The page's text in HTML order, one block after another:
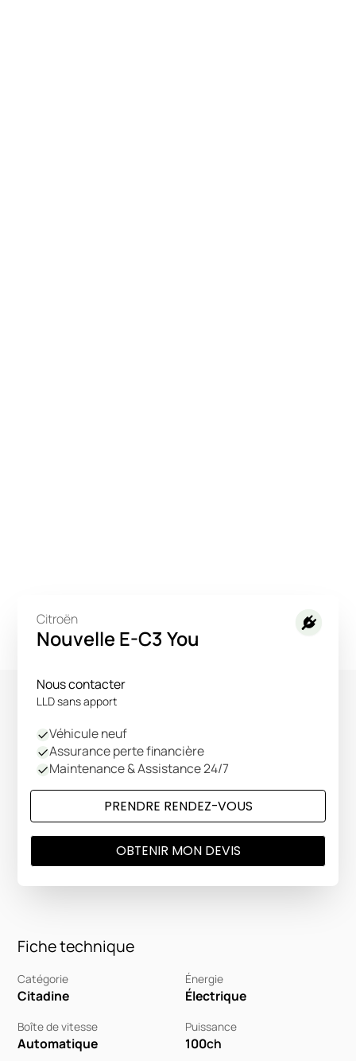
Fiche technique
Catégorie
Citadine
Énergie
Électrique
Boîte de vitesse
Automatique
Puissance
100ch
Citroën
Nouvelle E-C3 You
Nous contacter
LLD sans apport
Véhicule neuf
Assurance perte financière
Maintenance & Assistance 24/7
PRENDRE RENDEZ-VOUS
OBTENIR MON DEVIS